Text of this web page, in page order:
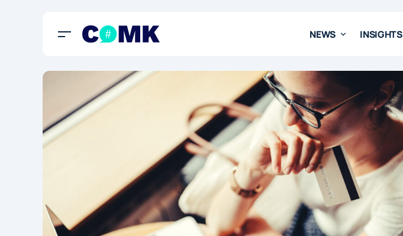
NEWS INSIGHTS